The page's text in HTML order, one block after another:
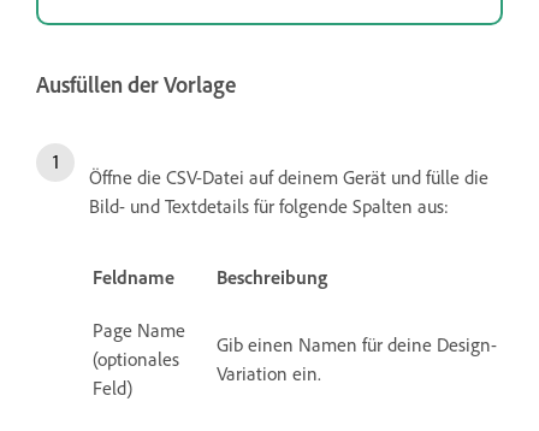
Ausfüllen der Vorlage
Öffne die CSV-Datei auf deinem Gerät und fülle die
Bild- und Textdetails für folgende Spalten aus:
Feldname Beschreibung
Page Name
(optionales
Feld)
Gib einen Namen für deine Design-
Variation ein.